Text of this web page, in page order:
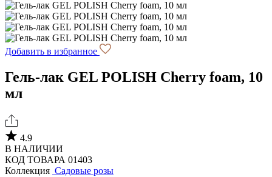
Добавить в избранное
Гель-лак GEL POLISH Cherry foam, 10
мл
4.9
В НАЛИЧИИ
КОД ТОВАРА 01403
Коллекция Садовые розы